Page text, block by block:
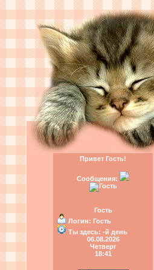
Привет Гость!
Сообщения:
Гость
Логин: Гость
Ты здесь: -й день
06.08.2026
Четверг
18:41